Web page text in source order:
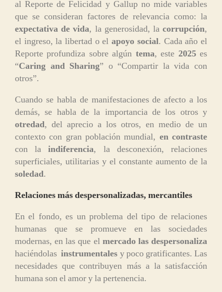
al Reporte de Felicidad y Gallup no mide variables
que se consideran factores de relevancia como: la
expectativa de vida, la generosidad, lacorrupción,
el ingreso, la libertad o elapoyo social. Cada año el
Reporte profundiza sobre algún tema, este 2025es
“Caring and Sharing” o “Compartir la vida con
otros”.
Cuando se habla de manifestaciones de afecto a los
demás, se habla de la importancia de los otros y
otredad, del aprecio a los otros, en medio de un
contexto con gran población mundial, en contraste
con laindiferencia, la desconexión, relaciones
superficiales, utilitarias y el constante aumento de la
soledad.
Relaciones más despersonalizadas, mercantiles
En el fondo, es un problema del tipo de relaciones
humanas que se promueve en las sociedades
modernas, en las que el mercado las despersonaliza
haciéndolasinstrumentales y poco gratificantes. Las
necesidades que contribuyen más a la satisfacción
humana son el amor y la pertenencia.